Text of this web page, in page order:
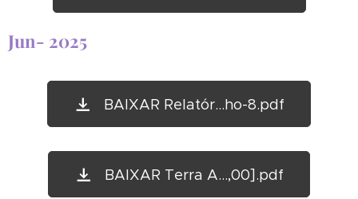
Jun- 2025
BAIXAR Relatór...ho-8.pdf
BAIXAR Terra A...,00].pdf